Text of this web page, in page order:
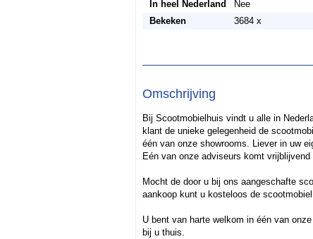
In heel Nederland
Nee
Bekeken
3684 x
Omschrijving
Bij Scootmobielhuis vindt u alle in
klant de unieke gelegenheid de
één van onze showrooms. Liever in uw
Eén van onze adviseurs komt
Mocht de door u bij ons aangeschafte
aankoop kunt u kosteloos de
U bent van harte welkom in één van
bij u thuis.